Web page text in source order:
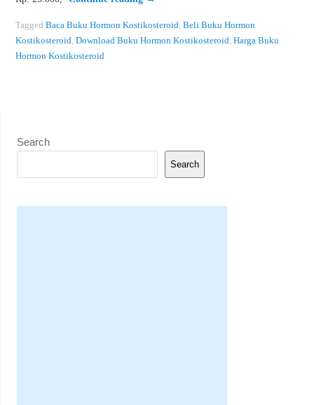
Tagged Baca Buku Hormon Kostikosteroid Beli Buku Hormon
Kostikosteroid Download Buku Hormon Kostikosteroid Harga Buku
Hormon Kostikosteroid
Search
Search